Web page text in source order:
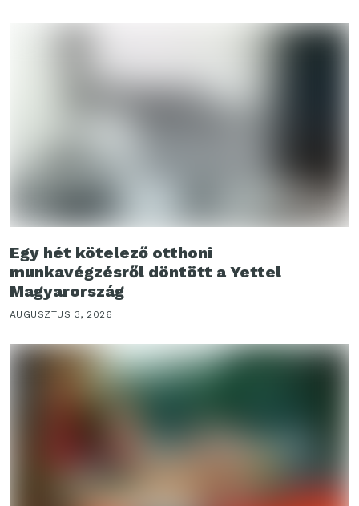
Egy hét kötelező otthoni
munkavégzésről döntött a Yettel
Magyarország
AUGUSZTUS 3, 2026